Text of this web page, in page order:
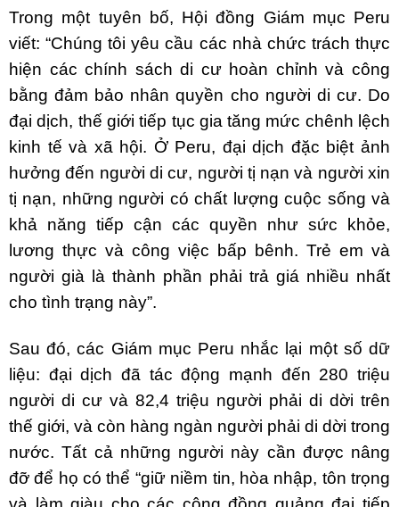
Trong một tuyên bố, Hội đồng Giám mục Peru
viết: “Chúng tôi yêu cầu các nhà chức trách thực
hiện các chính sách di cư hoàn chỉnh và công
bằng đảm bảo nhân quyền cho người di cư. Do
đại dịch, thế giới tiếp tục gia tăng mức chênh lệch
kinh tế và xã hội. Ở Peru, đại dịch đặc biệt ảnh
hưởng đến người di cư, người tị nạn và người xin
tị nạn, những người có chất lượng cuộc sống và
khả năng tiếp cận các quyền như sức khỏe,
lương thực và công việc bấp bênh. Trẻ em và
người già là thành phần phải trả giá nhiều nhất
cho tình trạng này”.
Sau đó, các Giám mục Peru nhắc lại một số dữ
liệu: đại dịch đã tác động mạnh đến 280 triệu
người di cư và 82,4 triệu người phải di dời trên
thế giới, và còn hàng ngàn người phải di dời trong
nước. Tất cả những người này cần được nâng
đỡ để họ có thể “giữ niềm tin, hòa nhập, tôn trọng